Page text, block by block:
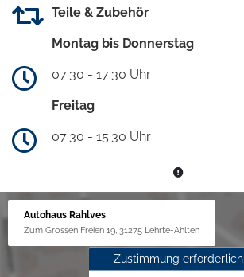
Teile & Zubehör
Montag bis Donnerstag
07:30 - 17:30 Uhr
Freitag
07:30 - 15:30 Uhr
Autohaus Rahlves
Zum Grossen Freien 19, 31275 Lehrte-Ahlten
Zustimmung erforderlich